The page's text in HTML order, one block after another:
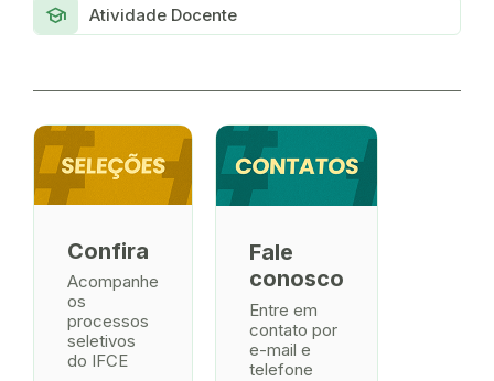
school Atividade Docente
Confira
Acompanhe
os
processos
seletivos
do IFCE
Fale
conosco
Entre em
contato por
e-mail e
telefone